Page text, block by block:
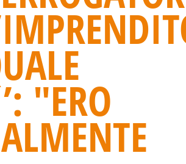
"ERO